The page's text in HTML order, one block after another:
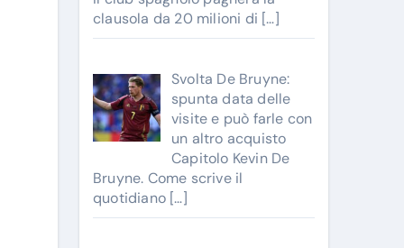
clausola da 20 milioni di […]
Svolta De Bruyne:
spunta data delle
visite e può farle con
un altro acquisto
Capitolo Kevin De
Bruyne. Come scrive il
quotidiano […]